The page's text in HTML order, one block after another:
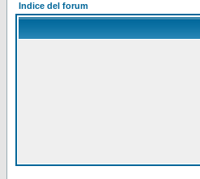
Indice del forum